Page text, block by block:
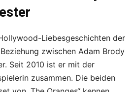
Liebesgeschichten der
zwischen Adam Brody
Seit 2010 ist er mit der
zusammen. Die beiden